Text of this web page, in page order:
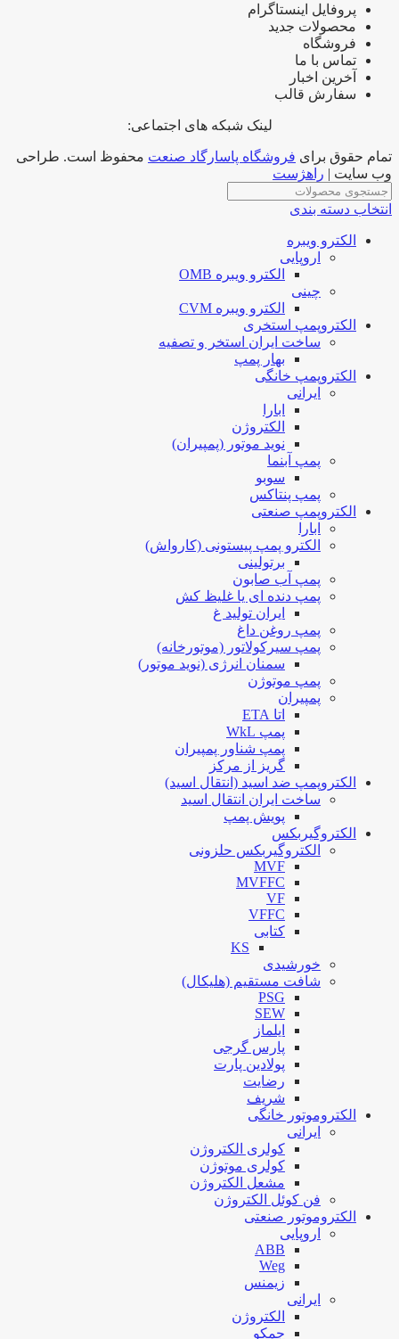
پروفایل اینستاگرام
محصولات جدید
فروشگاه
تماس با ما
آخرین اخبار
سفارش قالب
لینک شبکه های اجتماعی:
تمام حقوق برای فروشگاه پاسارگاد صنعت محفوظ است. طراحی
وب سایت | راهژست
انتخاب دسته بندی
الکترو ویبره
اروپایی
الکترو ویبره OMB
چینی
الکترو ویبره CVM
الکتروپمپ استخری
ساخت ایران استخر و تصفیه
بهار پمپ
الکتروپمپ خانگی
ایرانی
ابارا
الکتروژن
نوید موتور (پمپیران)
پمپ آبنما
سوبو
پمپ پنتاکس
الکتروپمپ صنعتی
ابارا
الکترو پمپ پیستونی (کارواش)
برتولینی
پمپ آب صابون
پمپ دنده ای یا غلیظ کش
ایران تولید غ
پمپ روغن داغ
پمپ سیرکولاتور (موتورخانه)
سمنان انرژی (نوید موتور)
پمپ موتوژن
پمپیران
اتا ETA
پمپ WkL
پمپ شناور پمپیران
گریز از مرکز
الکتروپمپ ضد اسید (انتقال اسید)
ساخت ایران انتقال اسید
پویش پمپ
الکتروگیربکس
الکتروگیربکس حلزونی
MVF
MVFFC
VF
VFFC
کتابی
KS
خورشیدی
شافت مستقیم (هلیکال)
PSG
SEW
ایلماز
پارس گرجی
پولادین پارت
رضایت
شریف
الکتروموتور خانگی
ایرانی
کولری الکتروژن
کولری موتوژن
مشعل الکتروژن
فن کوئل الکتروژن
الکتروموتور صنعتی
اروپایی
ABB
Weg
زیمنس
ایرانی
الکتروژن
جمکو